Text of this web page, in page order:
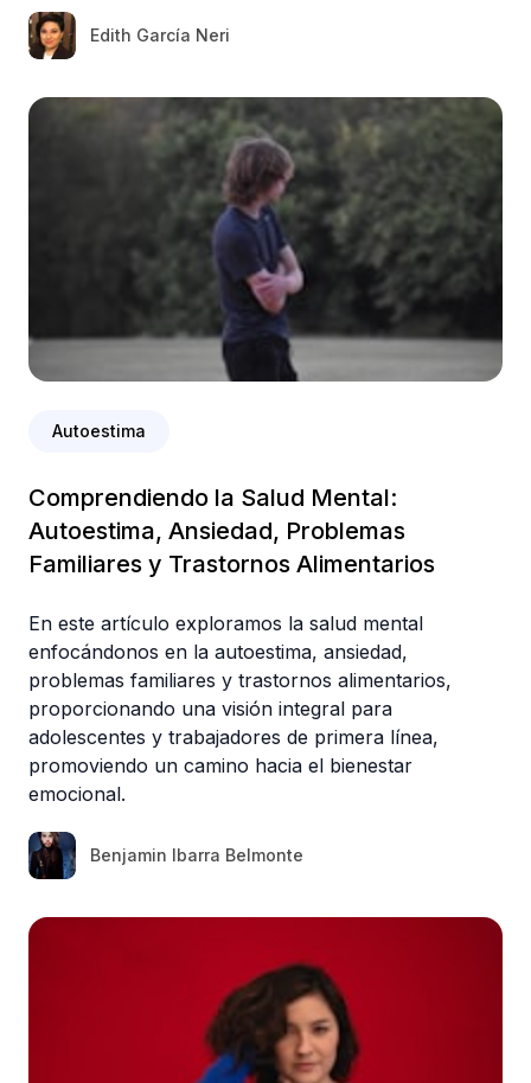
Edith García Neri
Autoestima
Comprendiendo la Salud Mental:
Autoestima, Ansiedad, Problemas
Familiares y Trastornos Alimentarios
En este artículo exploramos la salud mental
enfocándonos en la autoestima, ansiedad,
problemas familiares y trastornos alimentarios,
proporcionando una visión integral para
adolescentes y trabajadores de primera línea,
promoviendo un camino hacia el bienestar
emocional.
Benjamin Ibarra Belmonte